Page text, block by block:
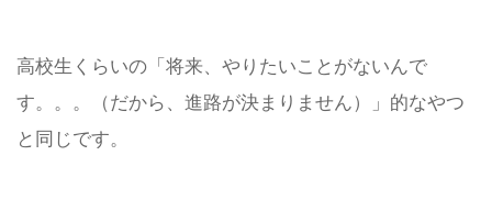
高校生くらいの「将来、やりたいことがないんで
す。。。（だから、進路が決まりません）」的なやつ
と同じです。